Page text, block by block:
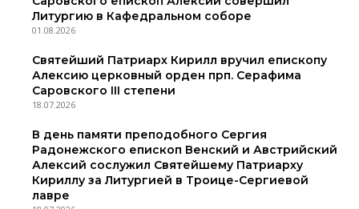
Литургию в Кафедральном соборе
01.08.2026
Святейший Патриарх Кирилл вручил епископу
Алексию церковный орден прп. Серафима
Саровского III степени
18.07.2026
В день памяти преподобного Сергия
Радонежского епископ Венский и Австрийский
Алексий сослужил Святейшему Патриарху
Кириллу за Литургией в Троице-Сергиевой
лавре